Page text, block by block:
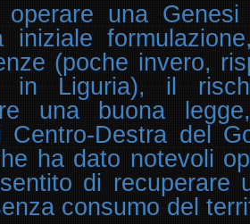
operare una
iniziale
(poche invero,
in Liguria), il
una buona
Centro-Destra del
ha dato notevoli
di recuperare
consumo del